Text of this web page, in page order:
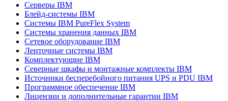
Серверы IBM
Блейд-системы IBM
Системы IBM PureFlex System
Системы хранения данных IBM
Сетевое оборудование IBM
Ленточные системы IBM
Комплектующие IBM
Северные шкафы и монтажные комплекты IBM
Источники бесперебойного питания UPS и PDU IBM
Программное обеспечение IBM
Лицензии и дополнительные гарантии IBM